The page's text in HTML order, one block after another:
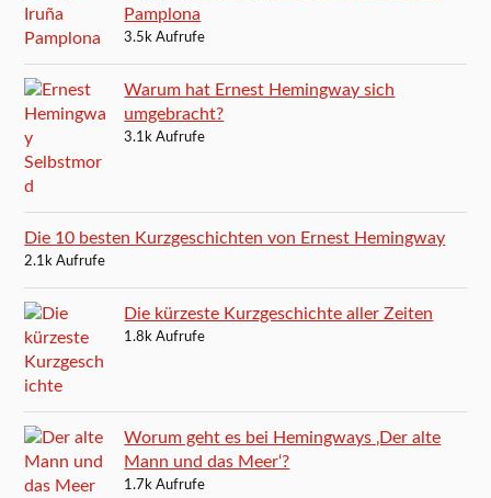
Pamplona
3.5k Aufrufe
Warum hat Ernest Hemingway sich
umgebracht?
3.1k Aufrufe
Die 10 besten Kurzgeschichten von Ernest Hemingway
2.1k Aufrufe
Die kürzeste Kurzgeschichte aller Zeiten
1.8k Aufrufe
Worum geht es bei Hemingways ‚Der alte
Mann und das Meer‘?
1.7k Aufrufe